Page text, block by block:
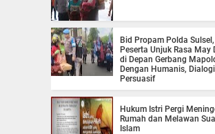
Bid Propam Polda
Peserta Unjuk Rasa May
di Depan Gerbang
Dengan Humanis,
Persuasif
Hukum Istri Pergi
Rumah dan Melawan
Islam